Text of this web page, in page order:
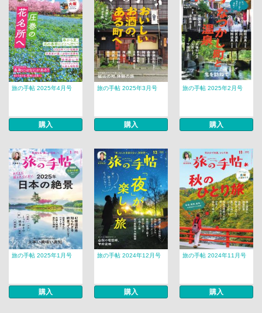
旅の手帖 2025年4月号
購入
旅の手帖 2025年3月号
購入
旅の手帖 2025年2月号
購入
旅の手帖 2025年1月号
購入
旅の手帖 2024年12月号
購入
旅の手帖 2024年11月号
購入